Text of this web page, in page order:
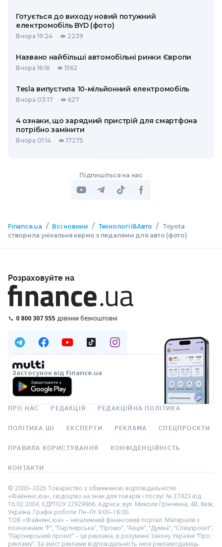
Готується до виходу новий потужний
електромобіль BYD (фото)
Вчора 19:24 2239
Названо найбільші автомобільні ринки Європи
Вчора 16:16 1562
Tesla випустила 10-мільйонний електромобіль
Вчора 03:17 627
4 ознаки, що зарядний пристрій для смартфона
потрібно замінити
Вчора 01:14 17275
Підпишіться на нас
Finance.ua / Всі новини / Технології&Авто /
Toyota
створила унікальне кермо з педалями для авто (фото)
Розраховуйте на
0 800 307 555 дзвінки безкоштовні
Застосунок від Finance.ua
ПРО НАС РЕДАКЦІЯ РЕДАКЦІЙНА ПОЛІТИКА
ПОЛІТИКА ШІ ЕКСПЕРТИ РЕКЛАМА СПЕЦПРОЄКТИ
ПРАВИЛА КОРИСТУВАННЯ КОНФІДЕНЦІЙНІСТЬ
КОНТАКТИ
© 2000–2026 Товариство з обмеженою відповідальністю
«Файненс.юа», свідоцтво на знак для товарів і послуг № 37423 від
16.02.2004, ЄДРПОУ 22929966. Адреса: вул. Миколи Грінченка, 4В, Київ,
Україна. Графік роботи: Пн–Пт 9:00–18:00.
ТОВ «Файненс.юа» – незалежний фінансовий портал. Матеріали з
позначками “Р”, “Партнерська”, “Промо”, “Акція”, “Думка”, “Спецпроєкт”,
“Партнерський проєкт” – це реклама, в розумінні Закону України “Про
рекламу”. За зміст реклами відповідальність несе рекламодавець.